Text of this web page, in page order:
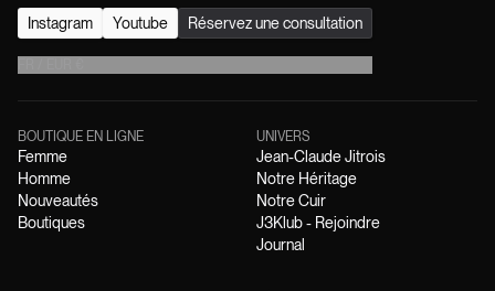
Instagram Youtube Réservez une consultation
BOUTIQUE EN LIGNE
Femme
Homme
Nouveautés
Boutiques
UNIVERS
Jean-Claude Jitrois
Notre Héritage
Notre Cuir
J3Klub - Rejoindre
Journal